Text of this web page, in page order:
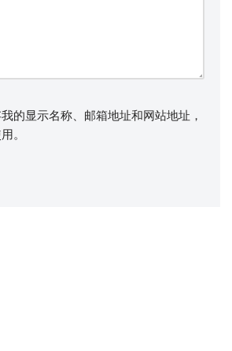
的显示名称、邮箱地址和网站地址，
。